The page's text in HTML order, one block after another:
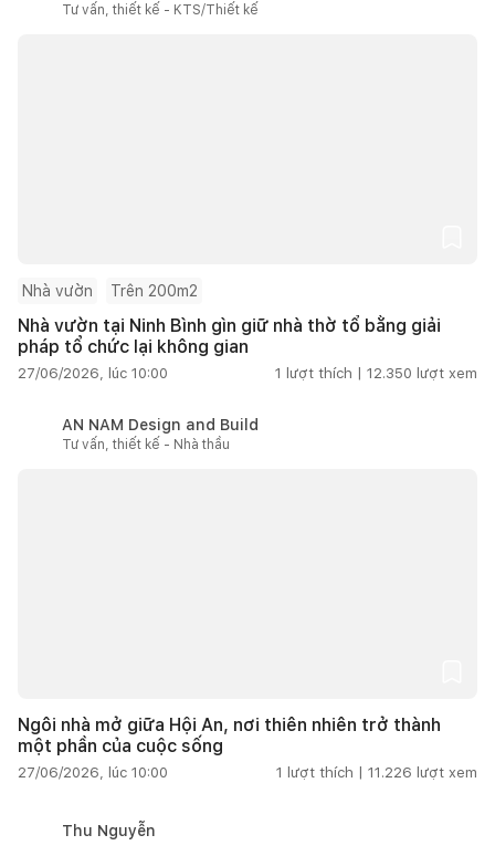
Tư vấn, thiết kế - KTS/Thiết kế
Nhà vườn Trên 200m2
Nhà vườn tại Ninh Bình gìn giữ nhà thờ tổ bằng giải
pháp tổ chức lại không gian
27/06/2026, lúc 10:00 1 lượt thích | 12.350 lượt xem
AN NAM Design and Build
Tư vấn, thiết kế - Nhà thầu
Ngôi nhà mở giữa Hội An, nơi thiên nhiên trở thành
một phần của cuộc sống
27/06/2026, lúc 10:00 1 lượt thích | 11.226 lượt xem
Thu Nguyễn